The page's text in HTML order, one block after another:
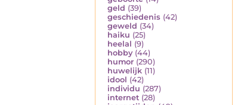
geld (39)
geschiedenis (42)
geweld (34)
haiku (25)
heelal (9)
hobby (44)
humor (290)
huwelijk (11)
idool (42)
individu (287)
internet (28)